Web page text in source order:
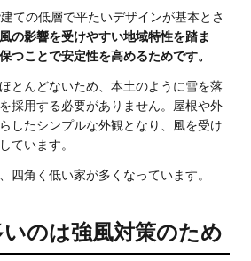
ての低層で平たいデザインが基本とさ
の影響を受けやすい地域特性を踏ま
つことで安定性を高めるためです。
とんどないため、本土のように雪を落
採用する必要がありません。屋根や外
したシンプルな外観となり、風を受け
ています。
四角く低い家が多くなっています。
のは強風対策のため